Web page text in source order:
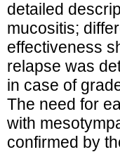
detailed
mucositis;
effectiveness
relapse was
in case of
The need for
with
confirmed by